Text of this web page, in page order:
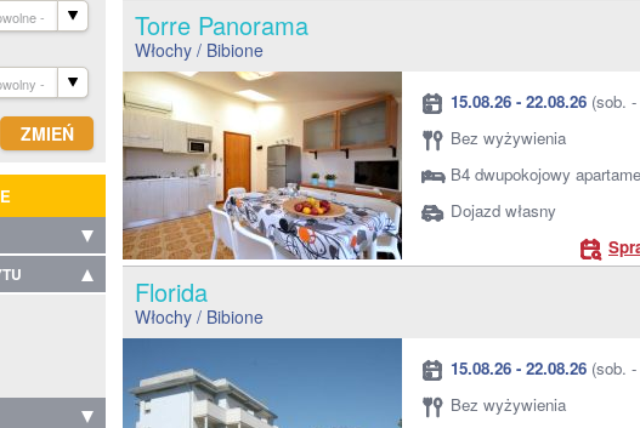
-
-
Torre Panorama
Włochy / Bibione
15.08.26 - 22.08.26 (sob.
Bez wyżywienia
B4 dwupokojowy
Dojazd własny
Florida
Włochy / Bibione
15.08.26 - 22.08.26 (sob.
Bez wyżywienia